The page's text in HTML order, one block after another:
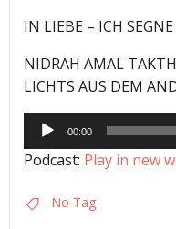
IN LIEBE – ICH SEGNE
NIDRAH AMAL
LICHTS AUS DEM
Audio-
Player
00:00
Podcast: Play in new
No Tag